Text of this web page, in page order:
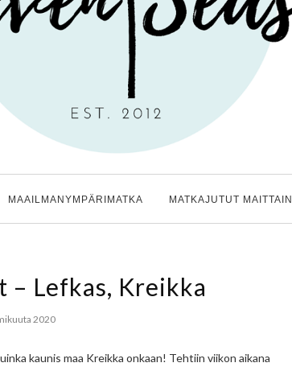
MAAILMANYMPÄRIMATKA MATKAJUTUT MAITTAIN
– Lefkas, Kreikka
2020
kaunis maa Kreikka onkaan! Tehtiin viikon aikana